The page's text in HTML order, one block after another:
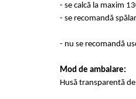
- se calcă la maxim
- se recomandă
- nu se recomandă
Mod de ambalare:
Husă transparentă